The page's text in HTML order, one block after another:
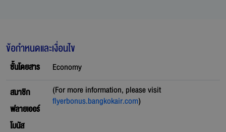
ข้อกำหนดและเงื่อนไข
ชั้นโดยสาร
Economy
สมาชิก
ฟลายเออร์
โบนัส
(For more information, please visit
flyerbonus.bangkokair.com)